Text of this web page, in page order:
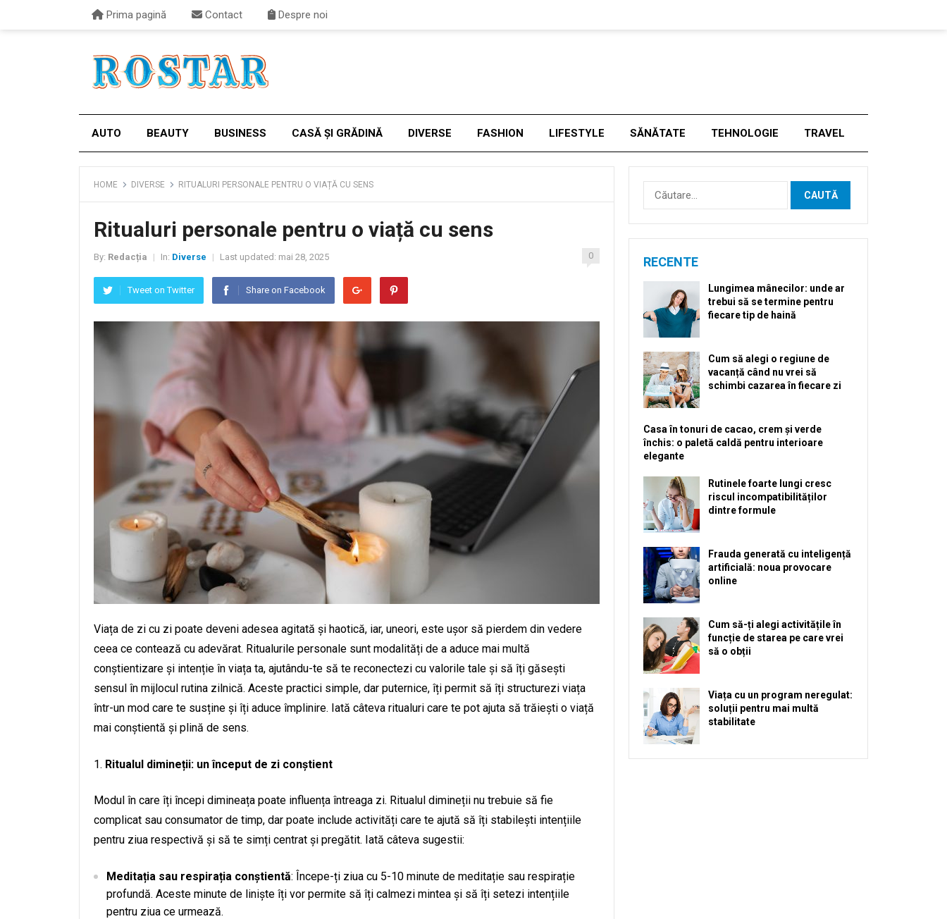
Prima pagină Contact Despre noi
AUTO BEAUTY BUSINESS CASĂ ȘI GRĂDINĂ DIVERSE FASHION LIFESTYLE SĂNĂTATE TEHNOLOGIE TRAVEL
HOME DIVERSE RITUALURI PERSONALE PENTRU O VIAȚĂ CU SENS
Ritualuri personale pentru o viață cu sens
By: Redacția In: Diverse Last updated: mai 28, 2025 0
Tweet on Twitter Share on Facebook
Viața de zi cu zi poate deveni adesea agitată și haotică, iar, uneori, este ușor să pierdem din vedere
ceea ce contează cu adevărat. Ritualurile personale sunt modalități de a aduce mai multă
conștientizare și intenție în viața ta, ajutându-te să te reconectezi cu valorile tale și să îți găsești
sensul în mijlocul rutina zilnică. Aceste practici simple, dar puternice, îți permit să îți structurezi viața
într-un mod care te susține și îți aduce împlinire. Iată câteva ritualuri care te pot ajuta să trăiești o viață
mai conștientă și plină de sens.
Ritualul dimineții: un început de zi conștient
Modul în care îți începi dimineața poate influența întreaga zi. Ritualul dimineții nu trebuie să fie
complicat sau consumator de timp, dar poate include activități care te ajută să îți stabilești intențiile
pentru ziua respectivă și să te simți centrat și pregătit. Iată câteva sugestii:
Meditația sau respirația conștientă: Începe-ți ziua cu 5-10 minute de meditație sau respirație
profundă. Aceste minute de liniște îți vor permite să îți calmezi mintea și să îți setezi intențiile
pentru ziua ce urmează.
Caută
după:
RECENTE
Lungimea mânecilor: unde ar
trebui să se termine pentru
fiecare tip de haină
Cum să alegi o regiune de
vacanță când nu vrei să
schimbi cazarea în fiecare zi
Casa în tonuri de cacao, crem și verde
închis: o paletă caldă pentru interioare
elegante
Rutinele foarte lungi cresc
riscul incompatibilităților
dintre formule
Frauda generată cu inteligență
artificială: noua provocare
online
Cum să-ți alegi activitățile în
funcție de starea pe care vrei
să o obții
Viața cu un program neregulat:
soluții pentru mai multă
stabilitate